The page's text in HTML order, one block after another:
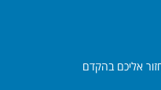
אליכם בהקדם